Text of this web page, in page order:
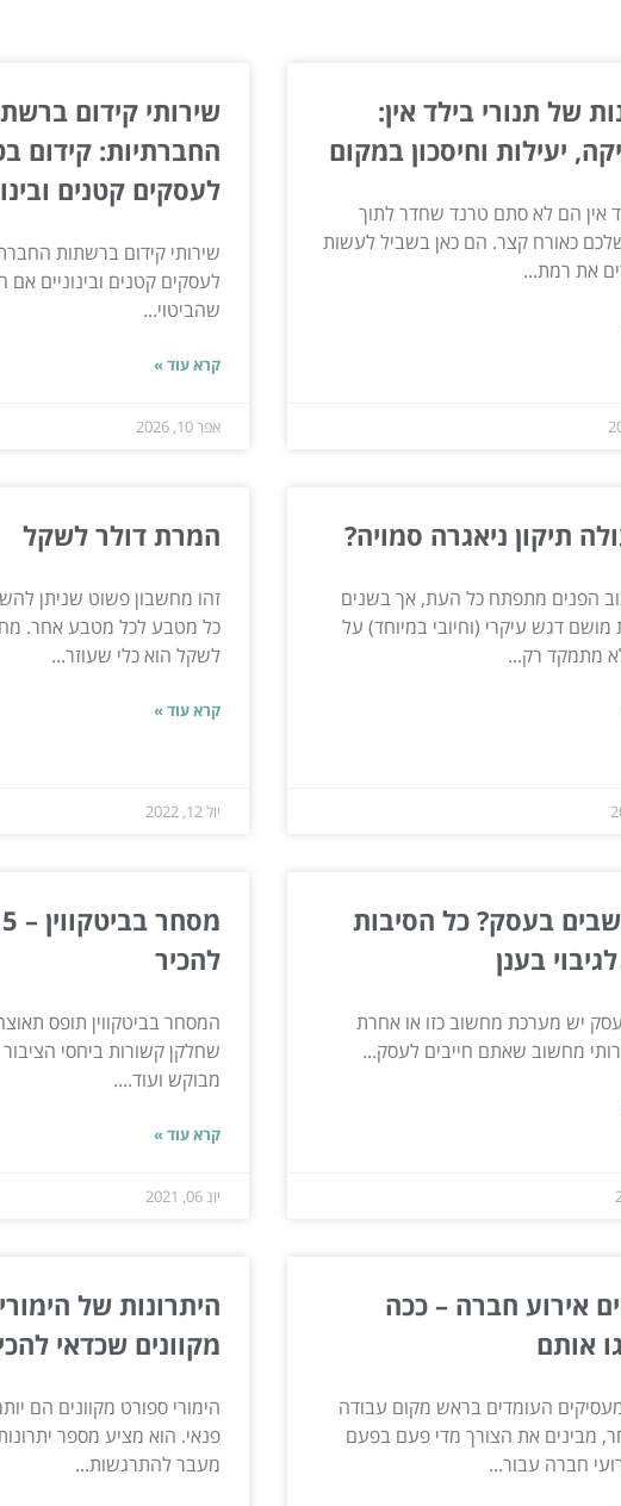
של תנורי בילד אין:
יעילות וחיסכון במקום
אין הם לא סתם טרנד שחדר לתוך
כאורח קצר. הם כאן בשביל לעשות
את רמת...
שירותי קידום
החברתיות: קידום
לעסקים קטנים
שירותי קידום ברשתות
לעסקים קטנים ובינוניים
שהביטוי...
קרא עוד »
אפר 10, 2026
תיקון ניאגרה סמויה?
הפנים מתפתח כל העת, אך בשנים
מושם דגש עיקרי (וחיובי במיוחד) על
מתמקד רק...
המרת דולר לשקל
זהו מחשבון פשוט שניתן
כל מטבע לכל מטבע אחר.
לשקל הוא כלי שעוזר...
קרא עוד »
יול 12, 2022
בעסק? כל הסיבות
בענן
עסק יש מערכת מחשוב כזו או אחרת
מחשוב שאתם חייבים לעסק...
להכיר
המסחר בביטקווין תופס
שחלקן קשורות ביחסי
מבוקש ועוד....
קרא עוד »
יונ 06, 2021
אירוע חברה – ככה
אותם
העומדים בראש מקום עבודה
מבינים את הצורך מדי פעם בפעם
חברה עבור...
היתרונות של
מקוונים שכדאי
הימורי ספורט מקוונים הם
פנאי. הוא מציע מספר
מעבר להתרגשות...